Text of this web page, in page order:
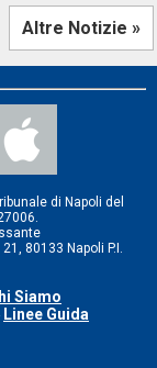
Altre Notizie »
di Napoli del
80133 Napoli P.I.
Siamo
Linee Guida